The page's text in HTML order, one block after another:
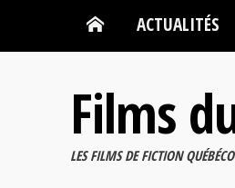
ACTUALITÉS
Films
LES FILMS DE FICTION